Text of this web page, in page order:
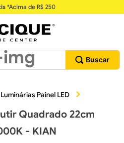
*Acima de R$ 250
Luminárias Painel LED
Quadrado 22cm
- KIAN